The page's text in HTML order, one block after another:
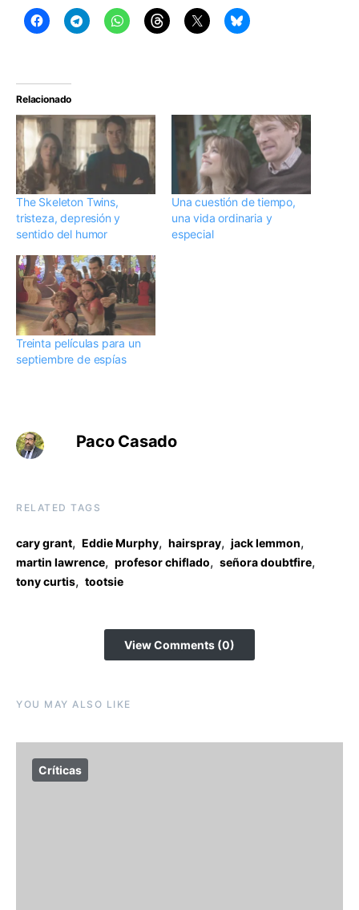
Relacionado
The Skeleton Twins,
tristeza, depresión y
sentido del humor
Una cuestión de tiempo,
una vida ordinaria y
especial
Treinta películas para un
septiembre de espías
Paco Casado
RELATED TAGS
cary grant, Eddie Murphy, hairspray, jack lemmon,
martin lawrence, profesor chiflado, señora doubtfire,
tony curtis, tootsie
View Comments (0)
YOU MAY ALSO LIKE
Críticas